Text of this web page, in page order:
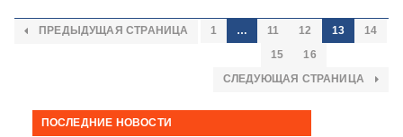
ПРЕДЫДУЩАЯ СТРАНИЦА 1 … 11 12 13
14
15
16
СЛЕДУЮЩАЯ СТРАНИЦА
ПОСЛЕДНИЕ НОВОСТИ